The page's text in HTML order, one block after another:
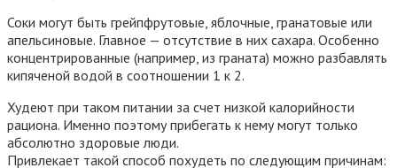
Соки могут быть грейпфрутовые, яблочные, гранатовые или
апельсиновые. Главное — отсутствие в них сахара. Особенно
концентрированные (например, из граната) можно разбавлять
кипяченой водой в соотношении 1 к 2.
Худеют при таком питании за счет низкой калорийности
рациона. Именно поэтому прибегать к нему могут только
абсолютно здоровые люди.
Привлекает такой способ похудеть по следующим причинам: